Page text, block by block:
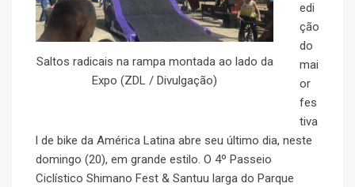
Saltos radicais na rampa montada ao lado da
Expo (ZDL / Divulgação)
edi
ção
do
mai
or
fes
tiva
l de bike da América Latina abre seu último dia, neste
domingo (20), em grande estilo. O 4º Passeio
Ciclístico Shimano Fest & Santuu larga do Parque